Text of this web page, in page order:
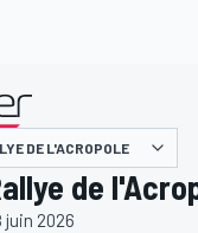
DE L'ACROPOLE
de
juin 2026